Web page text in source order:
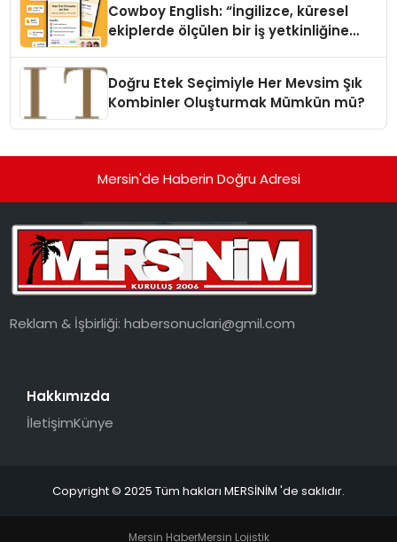
Cowboy English: “İngilizce, küresel
ekiplerde ölçülen bir iş yetkinliğine
Doğru Etek Seçimiyle Her Mevsim Şık
Kombinler Oluşturmak Mümkün mü?
Mersin'de Haberin Doğru Adresi
Reklam & İşbirliği:habersonuclari@gmil.com
Hakkımızda
İletişimKünye
Copyright © 2025 Tüm hakları MERSİNİM 'de saklıdır.
Mersin HaberMersin Lojistik